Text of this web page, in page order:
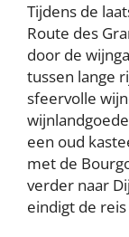
Tijdens de
Route des
door de
tussen lange
sfeervolle
een oud
met de
verder naar
eindigt de